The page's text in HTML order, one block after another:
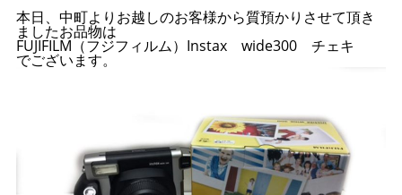
本日、中町よりお越しのお客様から質預かりさせて頂き
ましたお品物は
FUJIFILM（フジフィルム）Instax wide300 チェキ
でございます。